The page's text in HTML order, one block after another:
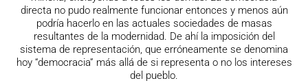
directa no pudo realmente funcionar entonces y menos aún
podría hacerlo en las actuales sociedades de masas
resultantes de la modernidad. De ahí la imposición del
sistema de representación, que erróneamente se denomina
hoy “democracia” más allá de si representa o no los intereses
del pueblo.